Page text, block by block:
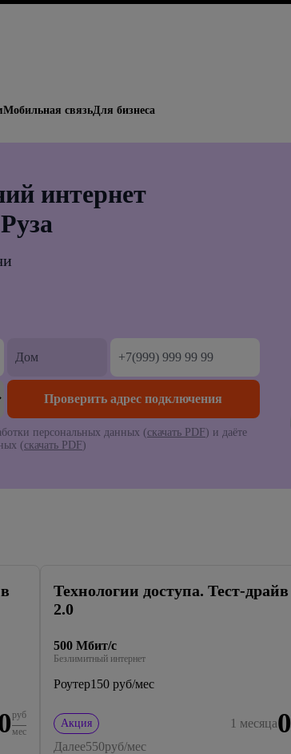
Мобильная связьДля бизнеса
интернет
персональных данных (скачать PDF) и даёте
(скачать PDF)
руб
мес
Технологии доступа. Тест-драйв
2.0
500 Мбит/с
Безлимитный интернет
Роутер150 руб/мес
Акция 1 месяца0
Далее550руб/мес